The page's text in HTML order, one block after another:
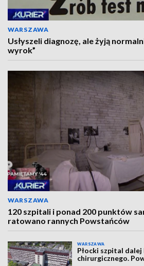
WARSZAWA
Usłyszeli diagnozę, ale żyją
wyrok”
WARSZAWA
120 szpitali i ponad 200 punktów
ratowano rannych Powstańców
WARSZAWA
Płocki szpital
chirurgicznego.